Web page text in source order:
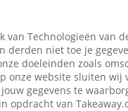
van Technologieën van
derden niet toe je
doeleinden zoals
onze website sluiten
gegevens te
opdracht van